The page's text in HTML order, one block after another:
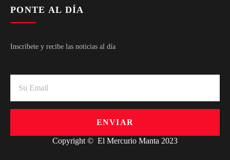
PONTE AL DÍA
Inscríbete y recibe las noticias al día
ENVIAR
Copyright © El Mercurio Manta 2023